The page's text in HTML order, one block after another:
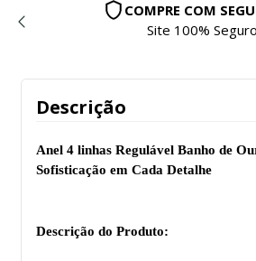
COMPRE COM
Site 100% Seguro
Descrição
Anel 4 linhas Regulável Banho de
Sofisticação em Cada Detalhe
Descrição do Produto: